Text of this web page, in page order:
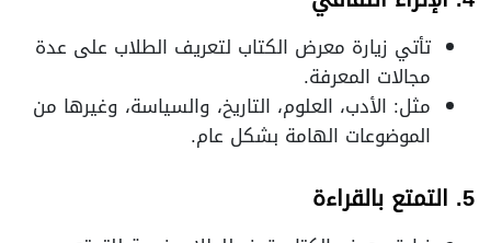
تأتي زيارة معرض الكتاب لتعريف الطلاب على عدة
مجالات المعرفة.
مثل: الأدب، العلوم، التاريخ، والسياسة، وغيرها من
الموضوعات الهامة بشكل عام.
5. التمتع بالقراءة